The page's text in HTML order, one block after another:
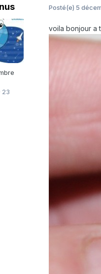
23
Posté(e) 5
voila bonjour a